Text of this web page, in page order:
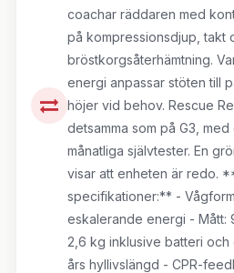
coachar räddaren med
på kompressionsdjup, takt
bröstkorgsåterhämtning.
energi anpassar stöten till
höjer vid behov. Rescue
detsamma som på G3,
månatliga självtester. En
visar att enheten är redo.
specifikationer:** -
eskalerande energi - Mått:
2,6 kg inklusive batteri
års hyllivslängd - CPR-